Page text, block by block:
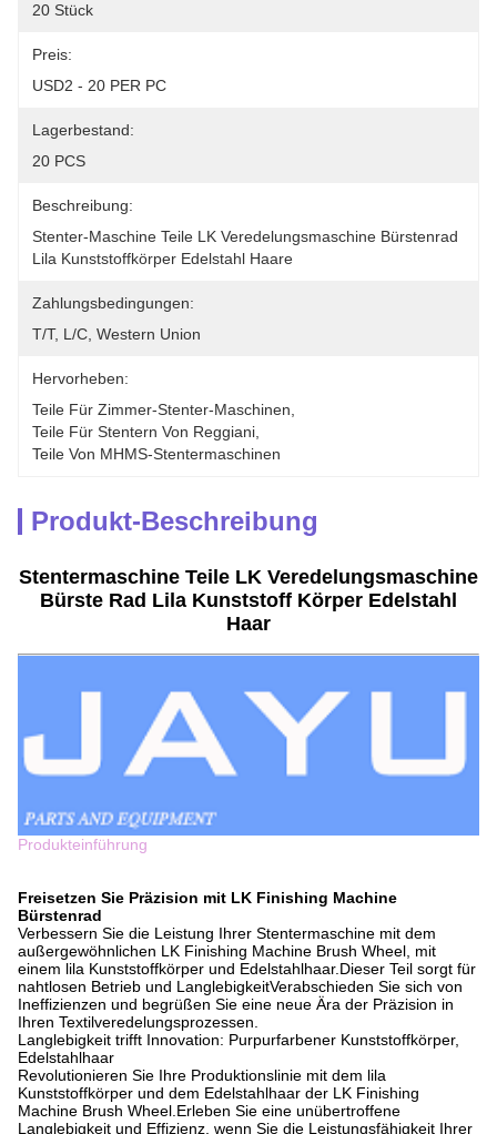
20 Stück
Preis:
USD2 - 20 PER PC
Lagerbestand:
20 PCS
Beschreibung:
Stenter-Maschine Teile LK Veredelungsmaschine Bürstenrad
Lila Kunststoffkörper Edelstahl Haare
Zahlungsbedingungen:
T/T, L/C, Western Union
Hervorheben:
Teile Für Zimmer-Stenter-Maschinen
Teile Für Stentern Von Reggiani
Teile Von MHMS-Stentermaschinen
Produkt-Beschreibung
Stentermaschine Teile LK Veredelungsmaschine
Bürste Rad Lila Kunststoff Körper Edelstahl
Haar
Produkteinführung
Freisetzen Sie Präzision mit LK Finishing Machine
Bürstenrad
Verbessern Sie die Leistung Ihrer Stentermaschine mit dem
außergewöhnlichen LK Finishing Machine Brush Wheel, mit
einem lila Kunststoffkörper und Edelstahlhaar.Dieser Teil sorgt für
nahtlosen Betrieb und LanglebigkeitVerabschieden Sie sich von
Ineffizienzen und begrüßen Sie eine neue Ära der Präzision in
Ihren Textilveredelungsprozessen.
Langlebigkeit trifft Innovation: Purpurfarbener Kunststoffkörper,
Edelstahlhaar
Revolutionieren Sie Ihre Produktionslinie mit dem lila
Kunststoffkörper und dem Edelstahlhaar der LK Finishing
Machine Brush Wheel.Erleben Sie eine unübertroffene
Langlebigkeit und Effizienz, wenn Sie die Leistungsfähigkeit Ihrer